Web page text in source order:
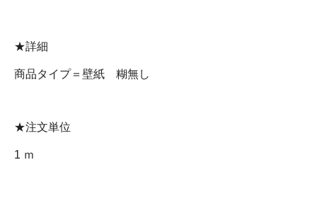
★詳細
商品タイプ＝壁紙 糊無し
★注文単位
1 ｍ